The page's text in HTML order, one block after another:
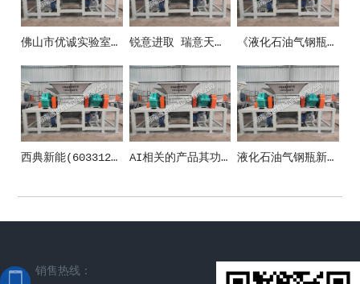
佛山市优诚实验室设备有限公司 锐意进取 瑞意天诚关注实验室安全 《液化石油气钢瓶》新国标10月1日正式施行！防止液化气瓶事端这些要紧记！
西典新能(603312)_股票在市场上生意的金额_行情_走势图—东方财富网 AI相关的产品其功能和应用场景 液化石油气钢瓶新国标施行 清晰五方面安全规范
销售热线：